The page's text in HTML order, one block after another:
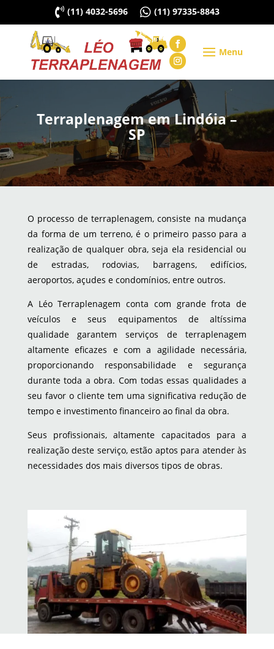
 (11) 4032-5696  (11) 97335-8843
Terraplenagem em Lindóia –
SP
O processo de terraplenagem, consiste na mudança
da forma de um terreno, é o primeiro passo para a
realização de qualquer obra, seja ela residencial ou
de estradas, rodovias, barragens, edifícios,
aeroportos, açudes e condomínios, entre outros.
A Léo Terraplenagem conta com grande frota de
veículos e seus equipamentos de altíssima
qualidade garantem serviços de terraplenagem
altamente eficazes e com a agilidade necessária,
proporcionando responsabilidade e segurança
durante toda a obra. Com todas essas qualidades a
seu favor o cliente tem uma significativa redução de
tempo e investimento financeiro ao final da obra.
Seus profissionais, altamente capacitados para a
realização deste serviço, estão aptos para atender às
necessidades dos mais diversos tipos de obras.